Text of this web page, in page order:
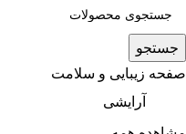
جستجو
صفحه زیبایی و سلامت
آرایشی